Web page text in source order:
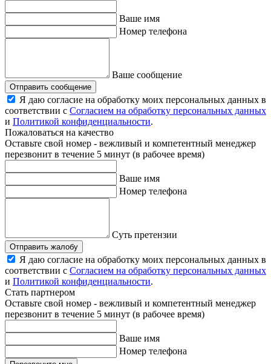
Ваше имя
Номер телефона
Ваше сообщение
Отправить сообщение
Я даю согласие на обработку моих персональных данных в
соответствии с Согласием на обработку персональных данных
и Политикой конфиденциальности.
Пожаловаться на качество
Оставьте свой номер - вежливый и компетентный менеджер
перезвонит в течение 5 минут (в рабочее время)
Ваше имя
Номер телефона
Суть претензии
Отправить жалобу
Я даю согласие на обработку моих персональных данных в
соответствии с Согласием на обработку персональных данных
и Политикой конфиденциальности.
Стать партнером
Оставьте свой номер - вежливый и компетентный менеджер
перезвонит в течение 5 минут (в рабочее время)
Ваше имя
Номер телефона